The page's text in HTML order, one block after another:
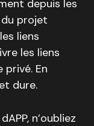
depuis les
projet
liens
les liens
privé. En
dure.
n’oubliez